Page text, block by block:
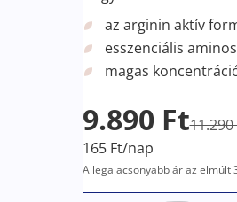
az arginin aktív
esszenciális
magas
9.890 Ft11.290
165 Ft/nap
A legalacsonyabb ár az elmúlt